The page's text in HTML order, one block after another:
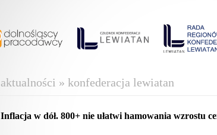
aktualności » konfederacja lewiatan
Inflacja w dół. 800+ nie ułatwi hamowania wzrostu